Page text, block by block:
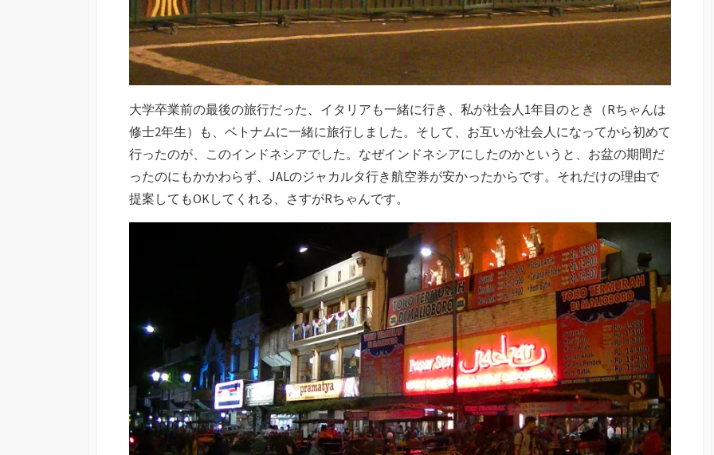
大学卒業前の最後の旅行だった、イタリアも一緒に行き、私が社会人1年目のとき（Rちゃんは
修士2年生）も、ベトナムに一緒に旅行しました。そして、お互いが社会人になってから初めて
行ったのが、このインドネシアでした。なぜインドネシアにしたのかというと、お盆の期間だ
ったのにもかかわらず、JALのジャカルタ行き航空券が安かったからです。それだけの理由で
提案してもOKしてくれる、さすがRちゃんです。